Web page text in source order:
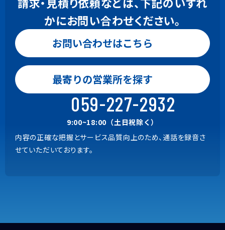
製品に関する情報
ビーイングホームページへの
リンク
本規約への同意
利用者は、本規約の各条項に同
意する場合に限り、ロゴ等の利
用をすることができます。利用者
が、ロゴ等のダウンロードまた
は利用を開始した時点で、利用
者は本規約に同意したものとみ
知的財産権を含むがこれらに限
かにお問い合わせください。
お問い合わせはこちら
最寄りの営業所を探す
059-227-2932
9:00~18:00（土日祝除く）
内容の正確な把握とサービス品質向上のため、通話を録音さ
せていただいております。
お問い合わせはこちら
0120-24-9801
Gaia, BeingBudget, BeingBid
9:00~18:00（土日祝除く）
059-221-0815
上記以外の商品
9:00~18:00（土日祝除く）